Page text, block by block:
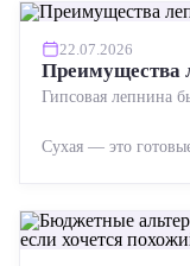
22.07.2026
Преимущества
Гипсовая лепнина
Сухая — это